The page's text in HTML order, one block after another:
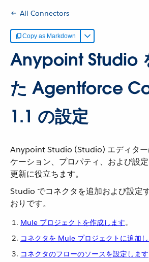
All Connectors
Copy as Markdown
Anypoint Studio
た Agentforce
1.1 の設定
Anypoint Studio (Studio) エディター
ケーション、プロパティ、および設
更新に役立ちます。
Studio でコネクタを追加および設定
おりです。
Mule プロジェクトを作成します​。
コネクタを Mule プロジェクトに追加
コネクタのフローのソースを設定します